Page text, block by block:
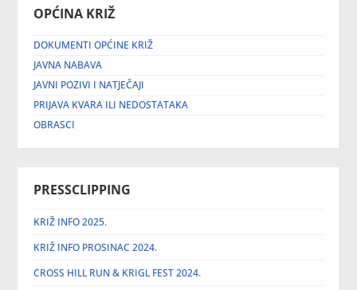
OPĆINA KRIŽ
DOKUMENTI OPĆINE KRIŽ
JAVNA NABAVA
JAVNI POZIVI I NATJEČAJI
PRIJAVA KVARA ILI NEDOSTATAKA
OBRASCI
PRESSCLIPPING
KRIŽ INFO 2025.
KRIŽ INFO PROSINAC 2024.
CROSS HILL RUN & KRIGL FEST 2024.